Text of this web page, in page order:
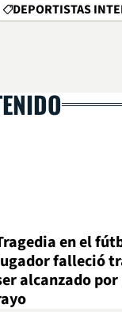
DEPORTISTAS
en el
falleció
alcanzado por